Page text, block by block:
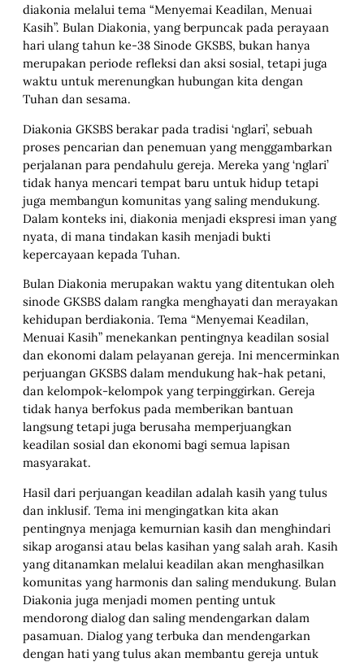
diakonia melalui tema “Menyemai Keadilan, Menuai
Kasih”. Bulan Diakonia, yang berpuncak pada perayaan
hari ulang tahun ke-38 Sinode GKSBS, bukan hanya
merupakan periode refleksi dan aksi sosial, tetapi juga
waktu untuk merenungkan hubungan kita dengan
Tuhan dan sesama.
Diakonia GKSBS berakar pada tradisi ‘nglari’, sebuah
proses pencarian dan penemuan yang menggambarkan
perjalanan para pendahulu gereja. Mereka yang ‘nglari’
tidak hanya mencari tempat baru untuk hidup tetapi
juga membangun komunitas yang saling mendukung.
Dalam konteks ini, diakonia menjadi ekspresi iman yang
nyata, di mana tindakan kasih menjadi bukti
kepercayaan kepada Tuhan.
Bulan Diakonia merupakan waktu yang ditentukan oleh
sinode GKSBS dalam rangka menghayati dan merayakan
kehidupan berdiakonia. Tema “Menyemai Keadilan,
Menuai Kasih” menekankan pentingnya keadilan sosial
dan ekonomi dalam pelayanan gereja. Ini mencerminkan
perjuangan GKSBS dalam mendukung hak-hak petani,
dan kelompok-kelompok yang terpinggirkan. Gereja
tidak hanya berfokus pada memberikan bantuan
langsung tetapi juga berusaha memperjuangkan
keadilan sosial dan ekonomi bagi semua lapisan
masyarakat.
Hasil dari perjuangan keadilan adalah kasih yang tulus
dan inklusif. Tema ini mengingatkan kita akan
pentingnya menjaga kemurnian kasih dan menghindari
sikap arogansi atau belas kasihan yang salah arah. Kasih
yang ditanamkan melalui keadilan akan menghasilkan
komunitas yang harmonis dan saling mendukung. Bulan
Diakonia juga menjadi momen penting untuk
mendorong dialog dan saling mendengarkan dalam
pasamuan. Dialog yang terbuka dan mendengarkan
dengan hati yang tulus akan membantu gereja untuk